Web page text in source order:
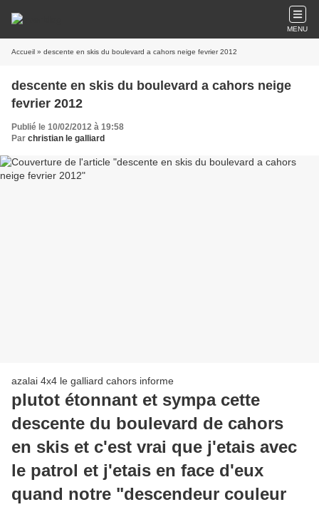
MENU
Accueil » descente en skis du boulevard a cahors neige fevrier 2012
descente en skis du boulevard a cahors neige
fevrier 2012
Publié le 10/02/2012 à 19:58
Par christian le galliard
azalai 4x4 le galliard cahors informe
plutot étonnant et sympa cette
descente du boulevard de cahors
en skis et c'est vrai que j'etais avec
le patrol et j'etais en face d'eux
quand notre "descendeur couleur